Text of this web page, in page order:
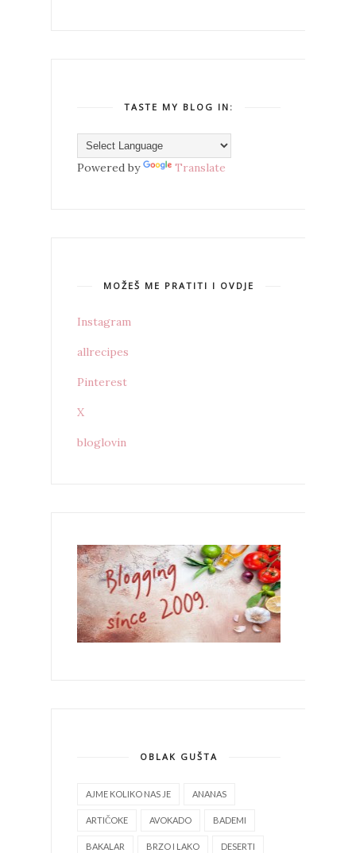
TASTE MY BLOG IN:
Powered by Translate
MOŽEŠ ME PRATITI I OVDJE
Instagram
allrecipes
Pinterest
X
bloglovin
OBLAK GUŠTA
AJME KOLIKO NAS JE ANANAS
ARTIČOKE AVOKADO BADEMI
BAKALAR BRZO I LAKO DESERTI